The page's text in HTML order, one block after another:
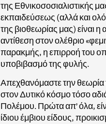
της Εθνικοσοσιαλιστικής
εκπαιδεύσεως (αλλά και
της βιοθεωρίας μας) είναι η
αντίθεση στον ολέθριο
παρακμής, η επιρροή του
υποβιβασμό της φυλής.
Απεχθανόμαστε την θεωρία
στον Δυτικό κόσμο τόσο
Πολέμου. Πρώτα απ’ όλα,
ίδιου έμβιου είδους,